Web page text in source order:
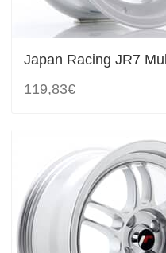
Japan Racing JR7
119,83€